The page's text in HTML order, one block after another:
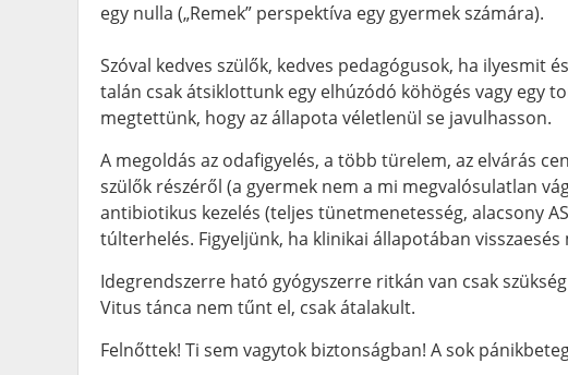
egy nulla („Remek” perspektíva egy gyermek számára).
Szóval kedves szülők, kedves pedagógusok, ha ilyesmit
talán csak átsiklottunk egy elhúzódó köhögés vagy egy
megtettünk, hogy az állapota véletlenül se javulhasson.
A megoldás az odafigyelés, a több türelem, az elvárás
szülők részéről (a gyermek nem a mi megvalósulatlan
antibiotikus kezelés (teljes tünetmenetesség, alacsony
túlterhelés. Figyeljünk, ha klinikai állapotában
Idegrendszerre ható gyógyszerre ritkán van csak
Vitus tánca nem tűnt el, csak átalakult.
Felnőttek! Ti sem vagytok biztonságban! A sok